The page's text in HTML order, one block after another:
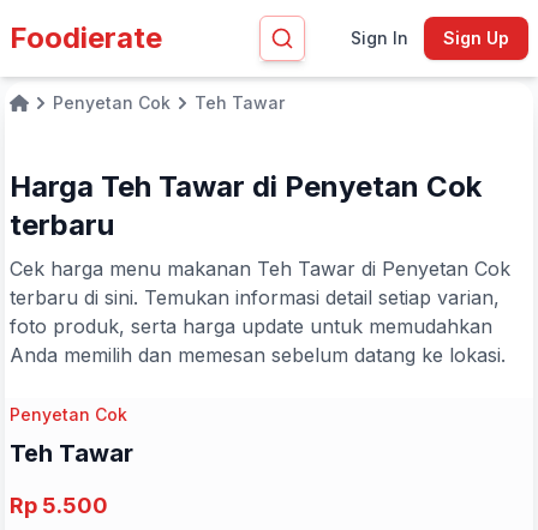
Foodierate Sign In Sign Up
HomePenyetan Cok Teh Tawar
Harga Teh Tawar di Penyetan Cok
terbaru
Cek harga menu makanan Teh Tawar di Penyetan Cok
terbaru di sini. Temukan informasi detail setiap varian,
foto produk, serta harga update untuk memudahkan
Anda memilih dan memesan sebelum datang ke lokasi.
Penyetan Cok
Teh Tawar
Rp 5.500